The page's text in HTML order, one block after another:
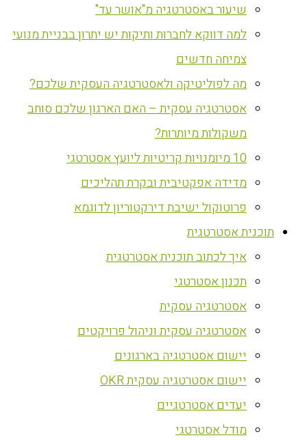
שיעור באסטרטגיה מ"אושר עד"
למה דווקא לחברות ותיקות יש יתרון בבניית מנועי
צמיחה חדשים
מה לפוליטיקה ולאסטרטגיה העסקית שלכם?
אסטרטגיה עסקית – האם הארגון שלכם סוחב
משקולות מיותרות?
10 מיומנויות קריטיות ליועץ אסטרטגי
מדידה אפקטיבית ובקרת תהליכים
פרוטוקול ישיבת דירקטוריון לדוגמא
‏תוכנית אסטרטגית
איך לכתוב תוכנית אסטרטגית
תכנון אסטרטגי
אסטרטגיה עסקית
אסטרטגיה עסקית וניהול פרויקטים
יישום אסטרטגיה בארגונים
יישום אסטרטגיה עסקית OKR
יעדים אסטרטגיים
מודל אסטרטגי